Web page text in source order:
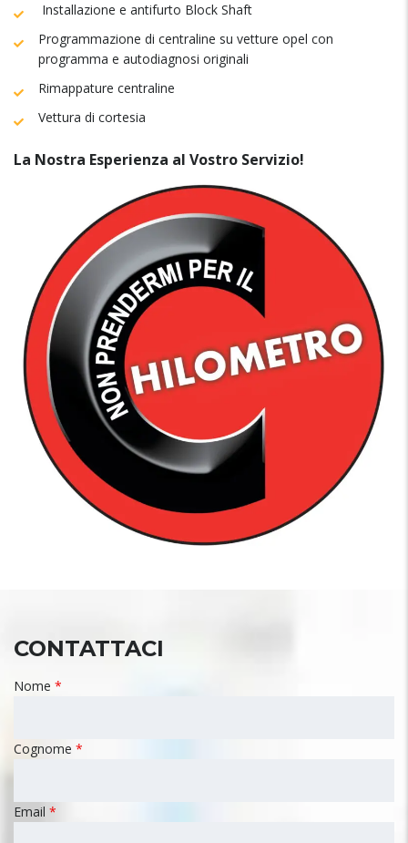
Installazione e antifurto Block Shaft
Programmazione di centraline su vetture opel con
programma e autodiagnosi originali
Rimappature centraline
Vettura di cortesia
La Nostra Esperienza al Vostro Servizio!
CONTATTACI
Nome *
Cognome *
Email *